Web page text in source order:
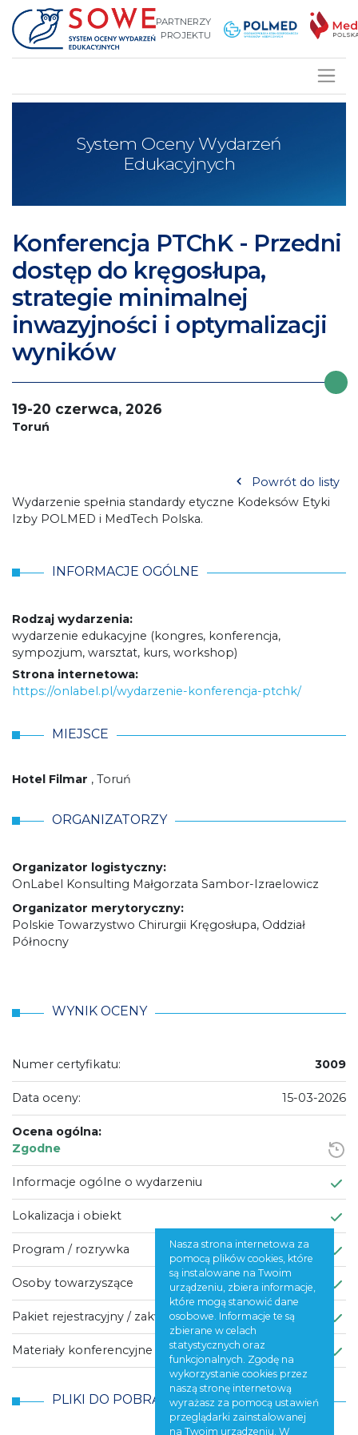
PARTNERZY
PROJEKTU
System Oceny Wydarzeń
Edukacyjnych
Konferencja PTChK - Przedni
dostęp do kręgosłupa,
strategie minimalnej
inwazyjności i optymalizacji
wyników
19-20 czerwca, 2026
Toruń
Powrót do listy
Wydarzenie spełnia standardy etyczne Kodeksów Etyki
Izby POLMED i MedTech Polska.
INFORMACJE OGÓLNE
Rodzaj wydarzenia:
wydarzenie edukacyjne (kongres, konferencja,
sympozjum, warsztat, kurs, workshop)
Strona internetowa:
https://onlabel.pl/wydarzenie-konferencja-ptchk/
MIEJSCE
Hotel Filmar , Toruń
ORGANIZATORZY
Organizator logistyczny:
OnLabel Konsulting Małgorzata Sambor-Izraelowicz
Organizator merytoryczny:
Polskie Towarzystwo Chirurgii Kręgosłupa, Oddział
Północny
WYNIK OCENY
Numer certyfikatu: 3009
Data oceny: 15-03-2026
Ocena ogólna:
Zgodne
Informacje ogólne o wydarzeniu
Lokalizacja i obiekt
Program / rozrywka
Osoby towarzyszące
Pakiet rejestracyjny / zakwaterowanie
Materiały konferencyjne / komunikacja
PLIKI DO POBRANIA
Nasza strona internetowa za
pomocą plików cookies, które
są instalowane na Twoim
urządzeniu, zbiera informacje,
które mogą stanowić dane
osobowe. Informacje te są
zbierane w celach
statystycznych oraz
funkcjonalnych. Zgodę na
wykorzystanie cookies przez
naszą stronę internetową
wyrażasz za pomocą ustawień
przeglądarki zainstalowanej
na Twoim urządzeniu. W